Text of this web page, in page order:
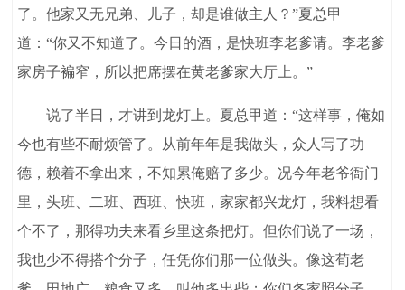
了。他家又无兄弟、儿子，却是谁做主人？”夏总甲
道：“你又不知道了。今日的酒，是快班李老爹请。李老爹
家房子褊窄，所以把席摆在黄老爹家大厅上。”
说了半日，才讲到龙灯上。夏总甲道：“这样事，俺如
今也有些不耐烦管了。从前年年是我做头，众人写了功
德，赖着不拿出来，不知累俺赔了多少。况今年老爷衙门
里，头班、二班、西班、快班，家家都兴龙灯，我料想看
个不了，那得功夫来看乡里这条把灯。但你们说了一场，
我也少不得搭个分子，任凭你们那一位做头。像这荀老